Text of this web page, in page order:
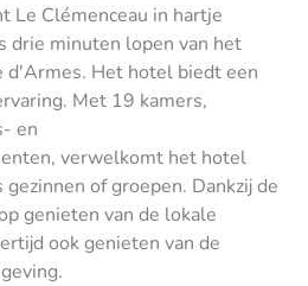
Le Clémenceau in hartje
drie minuten lopen van het
d'Armes. Het hotel biedt een
Met 19 kamers,
en
verwelkomt het hotel
of groepen. Dankzij de
genieten van de lokale
ook genieten van de